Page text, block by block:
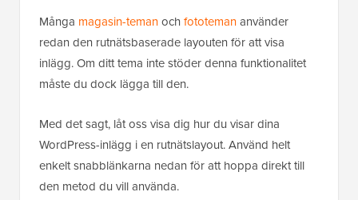
Många magasin-temanochfototemananvänder
redan den rutnätsbaserade layouten för att visa
inlägg. Om ditt tema inte stöder denna funktionalitet
måste du dock lägga till den.
Med det sagt, låt oss visa dig hur du visar dina
WordPress-inlägg i en rutnätslayout. Använd helt
enkelt snabblänkarna nedan för att hoppa direkt till
den metod du vill använda.